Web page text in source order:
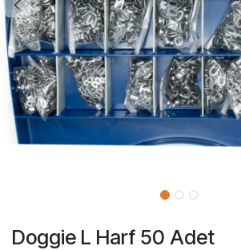
Doggie L Harf 50 Adet